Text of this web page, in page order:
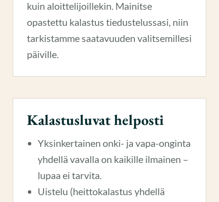
kuin aloittelijoillekin. Mainitse
opastettu kalastus tiedustelussasi, niin
tarkistamme saatavuuden valitsemillesi
päiville.
Kalastusluvat helposti
Yksinkertainen onki- ja vapa-onginta
yhdellä vavalla on kaikille ilmainen –
lupaa ei tarvita.
Uistelu (heittokalastus yhdellä